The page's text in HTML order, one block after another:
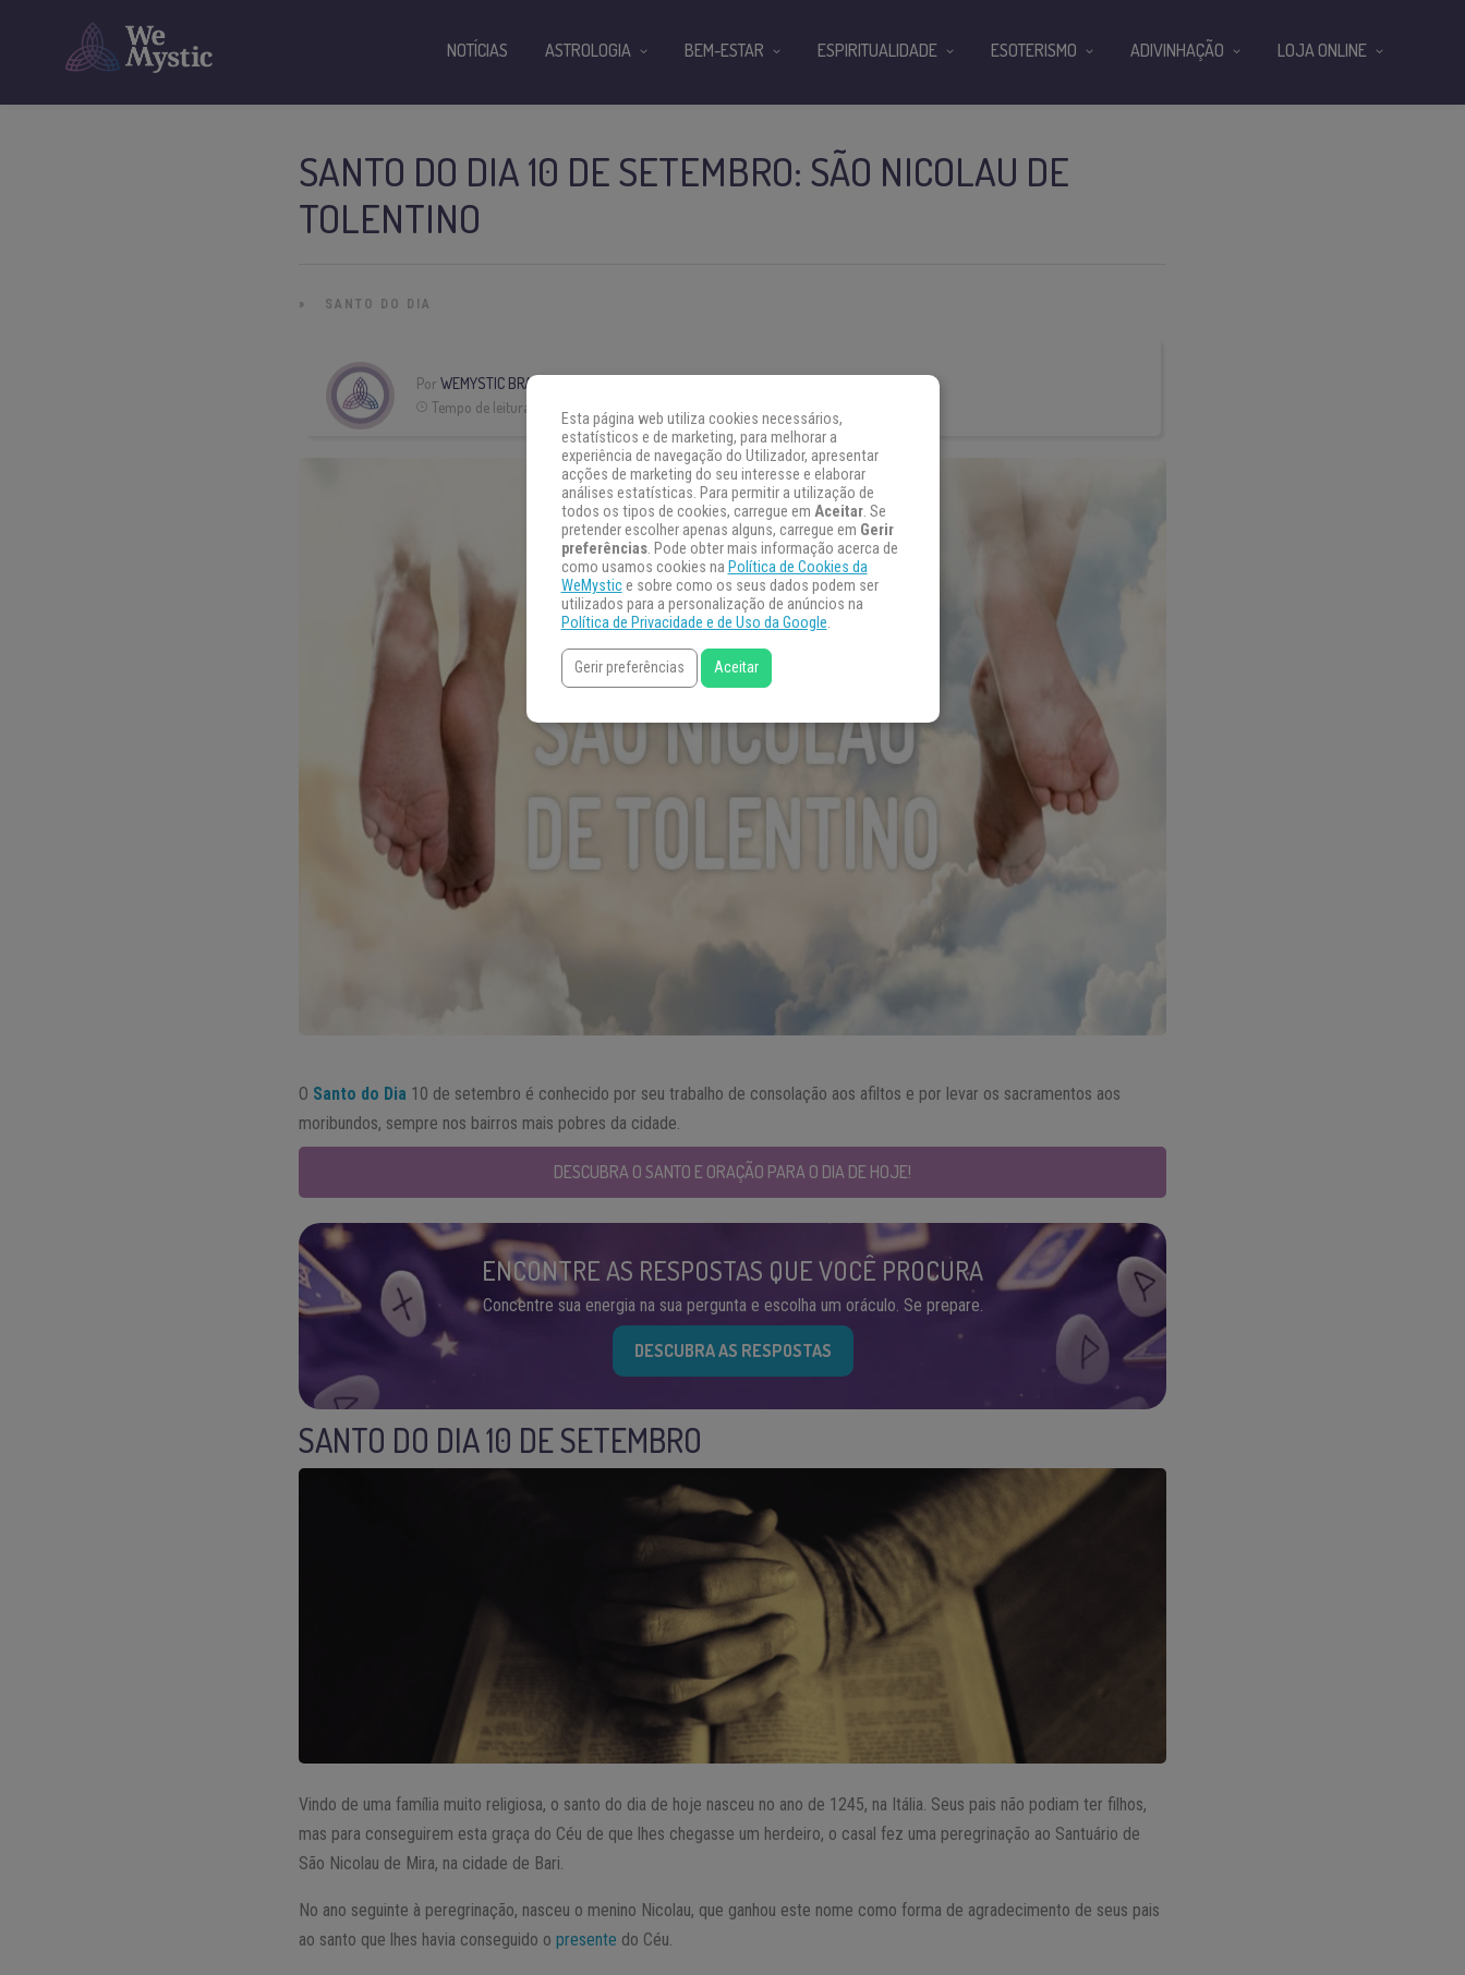
SANTO DO DIA 10 DE SETEMBRO: SÃO NICOLAU DE
TOLENTINO
» SANTO DO DIA
PorWEMYSTIC BRASIL
Tempo de leitura:
O Santo do Dia 10 de setembro é conhecido por seu trabalho de consolação aos afiltos e por levar os sacramentos aos
moribundos, sempre nos bairros mais pobres da cidade.
DESCUBRA O SANTO E ORAÇÃO PARA O DIA DE HOJE!
ENCONTRE AS RESPOSTAS QUE VOCÊ PROCURA
Concentre sua energia na sua pergunta e escolha um oráculo. Se prepare.
DESCUBRA AS RESPOSTAS
SANTO DO DIA 10 DE SETEMBRO
Vindo de uma família muito religiosa, o santo do dia de hoje nasceu no ano de 1245, na Itália. Seus pais não podiam ter filhos,
mas para conseguirem esta graça do Céu de que lhes chegasse um herdeiro, o casal fez uma peregrinação ao Santuário de
São Nicolau de Mira, na cidade de Bari.
No ano seguinte à peregrinação, nasceu o menino Nicolau, que ganhou este nome como forma de agradecimento de seus pais
ao santo que lhes havia conseguido opresente do Céu.
NOTÍCIAS ASTROLOGIA BEM-ESTAR ESPIRITUALIDADE ESOTERISMO ADIVINHAÇÃO LOJA ONLINE
Esta página web utiliza cookies necessários,
estatísticos e de marketing, para melhorar a
experiência de navegação do Utilizador, apresentar
acções de marketing do seu interesse e elaborar
análises estatísticas. Para permitir a utilização de
todos os tipos de cookies, carregue em Aceitar. Se
pretender escolher apenas alguns, carregue em Gerir
preferências. Pode obter mais informação acerca de
como usamos cookies na Política de Cookies da
WeMystice sobre como os seus dados podem ser
utilizados para a personalização de anúncios na
Política de Privacidade e de Uso da Google.
Gerir preferências Aceitar